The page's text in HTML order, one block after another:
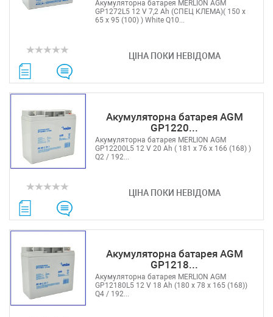
ЦІНА ПОКИ НЕВІДОМА
Акумуляторна батарея MERLION AGM
GP1272L5 12 V 7,2 Ah (СПЕЦ КЛЕМА)( 150 x
65 x 95 (100) ) White Q10...
Акумуляторна батарея AGM
GP1220...
ЦІНА ПОКИ НЕВІДОМА
Акумуляторна батарея MERLION AGM
GP12200L5 12 V 20 Ah ( 181 x 76 x 166 (168) )
Q2 / 192...
Акумуляторна батарея AGM
GP1218...
Акумуляторна батарея MERLION AGM
GP12180L5 12 V 18 Ah (180 x 78 x 165 (168))
Q4 / 192...